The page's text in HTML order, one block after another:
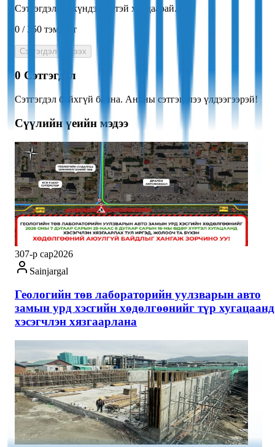
Сэтгэгдэлдээ хүндэтгэлтэй хандаарай.
0 /350 тэмдэгт
Сэтгэгдэл үлдээх
0 Сэтгэгдэл
Сэтгэгдэл байхгүй байна. Анхны сэтгэгдлээ үлдээгээрэй!
Сүүлийн үеийн мэдээ
307-р сар2026
Sainjargal
Геологийн төв лабораторийн уулзварын авто
замын урд хэсгийн хөдөлгөөнийг түр хугацаанд
хэсэгчлэн хязгаарлана